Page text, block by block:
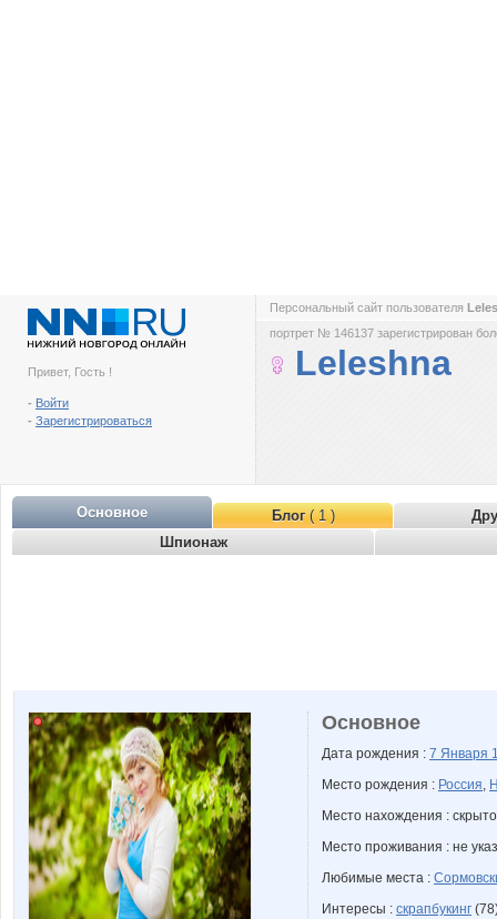
Привет, Гость !
- Войти
- Зарегистрироваться
Персональный сайт пользователя
портрет № 146137 зарегистрирован
Leleshna
Основное Блог( 1 )
Шпионаж
Основное
Дата рождения : 7 Января
Место рождения : Россия,
Место нахождения : скрыто
Место проживания : не
Любимые места :
Интересы : скрапбукинг